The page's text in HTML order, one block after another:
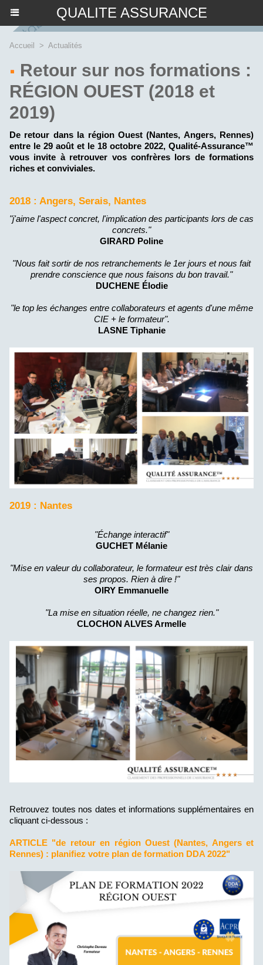
QUALITE ASSURANCE
Accueil > Actualités
Retour sur nos formations :
RÉGION OUEST (2018 et
2019)
De retour dans la région Ouest (Nantes, Angers, Rennes)
entre le 29 août et le 18 octobre 2022, Qualité-Assurance™
vous invite à retrouver vos confrères lors de formations
riches et conviviales.
2018 : Angers, Serais, Nantes
"j'aime l'aspect concret, l'implication des participants lors de cas
concrets."
GIRARD Poline
"Nous fait sortir de nos retranchements le 1er jours et nous fait
prendre conscience que nous faisons du bon travail."
DUCHENE Élodie
"le top les échanges entre collaborateurs et agents d'une même
CIE + le formateur".
LASNE Tiphanie
2019 : Nantes
"Échange interactif"
GUCHET Mélanie
"Mise en valeur du collaborateur, le formateur est très clair dans
ses propos. Rien à dire !"
OIRY Emmanuelle
"La mise en situation réelle, ne changez rien."
CLOCHON ALVES Armelle
Retrouvez toutes nos dates et informations supplémentaires en
cliquant ci-dessous :
ARTICLE "de retour en région Ouest (Nantes, Angers et
Rennes) : planifiez votre plan de formation DDA 2022"